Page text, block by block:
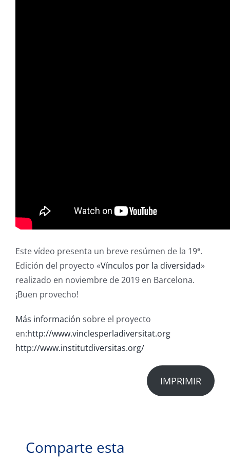
Este vídeo presenta un breve resúmen de la 19ª.
Edición del proyecto «Vínculos por la diversidad»
realizado en noviembre de 2019 en Barcelona.
¡Buen provecho!
Más información sobre el proyecto
en:http://www.vinclesperladiversitat.org
http://www.institutdiversitas.org/
IMPRIMIR
Comparte esta